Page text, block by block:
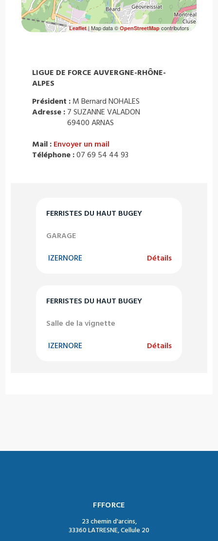
FERRISTES DU HAUT BUGEY
GARAGE
IZERNORE Détails
FERRISTES DU HAUT BUGEY
Salle de la vignette
IZERNORE Détails
Leaflet| Map data © OpenStreetMapcontributors
LIGUE DE FORCE AUVERGNE-RHÔNE-
ALPES
Président : M Bernard NOHALES
Adresse : 7 SUZANNE VALADON
69400 ARNAS
Mail : Envoyer un mail
Téléphone :07 69 54 44 93
FFFORCE
23 chemin d'arcins,
33360 LATRESNE, Cellule 20